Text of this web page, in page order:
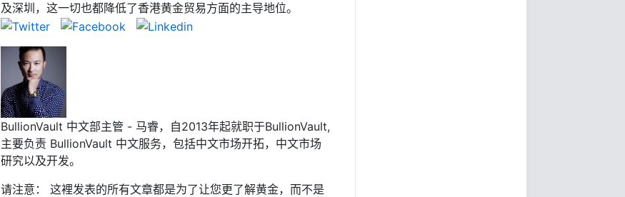
及深圳，这一切也都降低了香港黄金贸易方面的主导地位。
BullionVault 中文部主管 - 马睿，自2013年起就职于BullionVault,
主要负责 BullionVault 中文服务，包括中文市场开拓，中文市场
研究以及开发。
请注意： 这裡发表的所有文章都是为了让您更了解黄金，而不是